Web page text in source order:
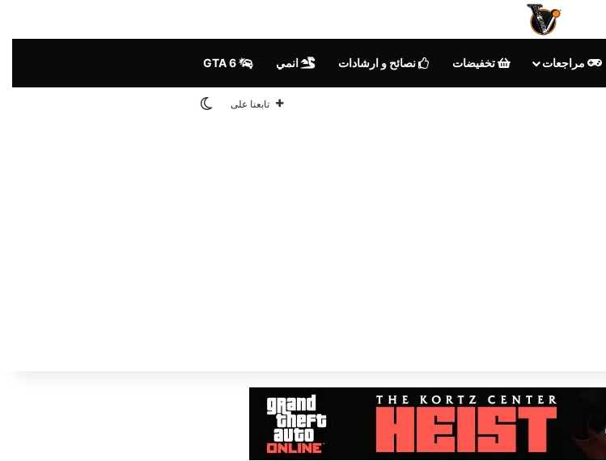
مراجعات تخفيضات نصائح و ارشادات انمي
تابعنا على الوضع المظلم